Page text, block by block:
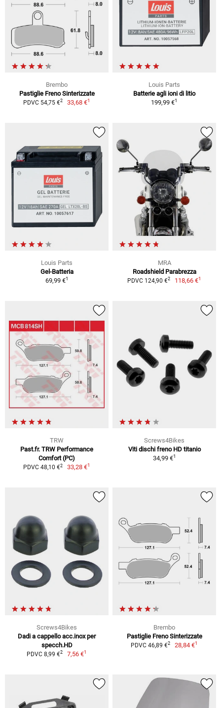
Brembo
Pastiglie Freno Sinterizzate
PDVC 54,75 €2 33,68 €1
Louis Parts
Batterie agli ioni di litio
199,99 €1
Louis Parts
Gel-Batteria
69,99 €1
MRA
Roadshield Parabrezza
PDVC 124,90 €2 118,66 €1
TRW
Past.fr. TRW Performance
Comfort (PC)
PDVC 48,10 €2 33,28 €1
Screws4Bikes
Viti dischi freno HD titanio
34,99 €1
Screws4Bikes
Dadi a cappello acc.inox per
specch.HD
PDVC 8,99 €2 7,56 €1
Brembo
Pastiglie Freno Sinterizzate
PDVC 46,89 €2 28,84 €1